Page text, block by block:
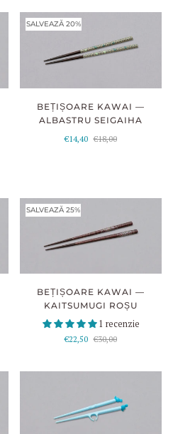
SALVEAZĂ 20%
BEȚIȘOARE KAWAI —
ALBASTRU SEIGAIHA
€14,40 €18,00
SALVEAZĂ 25%
BEȚIȘOARE KAWAI —
KAITSUMUGI ROȘU
1 recenzie
€22,50 €30,00